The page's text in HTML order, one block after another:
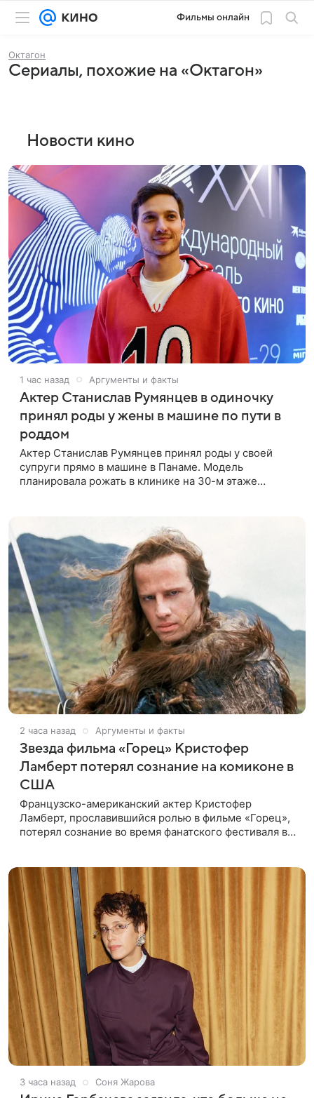
Фильмы онлайн
Октагон
Сериалы, похожие на «Октагон»
Новости кино
1 час назад Аргументы и факты
Актер Станислав Румянцев в одиночку
принял роды у жены в машине по пути в
роддом
Актер Станислав Румянцев принял роды у своей
супруги прямо в машине в Панаме. Модель
планировала рожать в клинике на 30-м этаже
2 часа назад Аргументы и факты
Звезда фильма «Горец» Кристофер
Ламберт потерял сознание на комиконе в
США
Французско-американский актер Кристофер
Ламберт, прославившийся ролью в фильме «Горец»,
потерял сознание во время фанатского фестиваля в
3 часа назад Соня Жарова